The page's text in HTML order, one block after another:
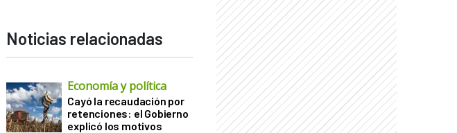
Noticias relacionadas
Economía y política
Cayó la recaudación por
retenciones: el Gobierno
explicó los motivos